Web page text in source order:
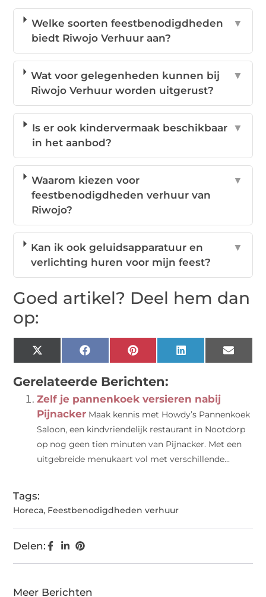
Welke soorten feestbenodigdheden
biedt Riwojo Verhuur aan?
▼
Wat voor gelegenheden kunnen bij
Riwojo Verhuur worden uitgerust?
▼
Is er ook kindervermaak beschikbaar
in het aanbod?
▼
Waarom kiezen voor
feestbenodigdheden verhuur van
Riwojo?
▼
Kan ik ook geluidsapparatuur en
verlichting huren voor mijn feest?
▼
Goed artikel? Deel hem dan
op:
X
(Twitter)
FacebookPinterestLinkedIn Email
Gerelateerde Berichten:
Zelf je pannenkoek versieren nabij
Pijnacker Maak kennis met Howdy’s Pannenkoek
Saloon, een kindvriendelijk restaurant in Nootdorp
op nog geen tien minuten van Pijnacker. Met een
uitgebreide menukaart vol met verschillende...
Tags:
Horeca, Feestbenodigdheden verhuur
Delen:
Meer Berichten